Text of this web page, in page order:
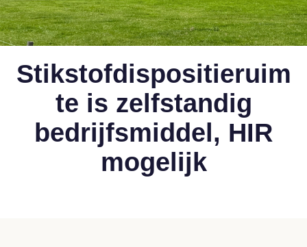
Stikstofdispositieruim
te is zelfstandig
bedrijfsmiddel, HIR
mogelijk